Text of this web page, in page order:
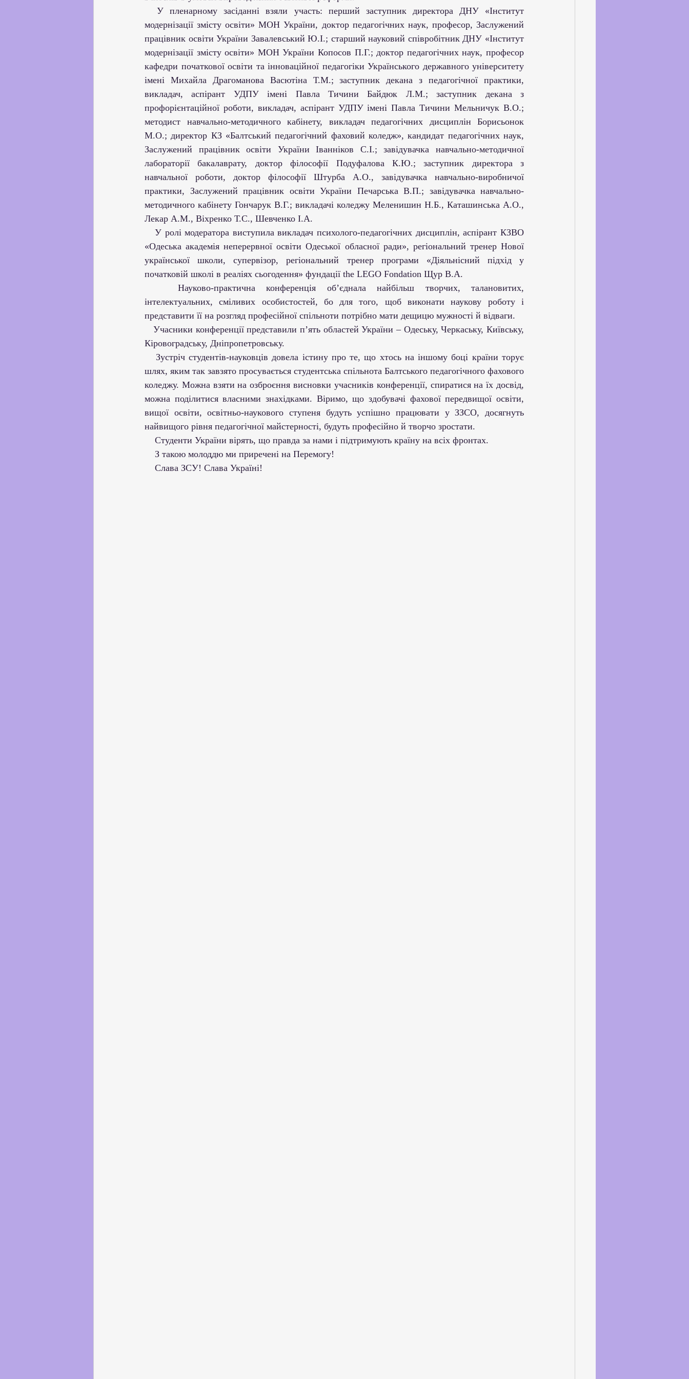
  У пленарному засіданні взяли участь: перший заступник директора ДНУ «Інститут
модернізації змісту освіти» МОН України, доктор педагогічних наук, професор, Заслужений
працівник освіти України Завалевський Ю.І.; старший науковий співробітник ДНУ «Інститут
модернізації змісту освіти» МОН України Копосов П.Г.; доктор педагогічних наук, професор
кафедри початкової освіти та інноваційної педагогіки Українського державного університету
імені Михайла Драгоманова Васютіна Т.М.; заступник декана з педагогічної практики,
викладач, аспірант УДПУ імені Павла Тичини Байдюк Л.М.; заступник декана з
профорієнтаційної роботи, викладач, аспірант УДПУ імені Павла Тичини Мельничук В.О.;
методист навчально-методичного кабінету, викладач педагогічних дисциплін Борисьонок
М.О.; директор КЗ «Балтський педагогічний фаховий коледж», кандидат педагогічних наук,
Заслужений працівник освіти України Іванніков С.І.; завідувачка навчально-методичної
лабораторії бакалаврату, доктор філософії Подуфалова К.Ю.; заступник директора з
навчальної роботи, доктор філософії Штурба А.О., завідувачка навчально-виробничої
практики, Заслужений працівник освіти України Печарська В.П.; завідувачка навчально-
методичного кабінету Гончарук В.Г.; викладачі коледжу Меленишин Н.Б., Каташинська А.О.,
Лекар А.М., Віхренко Т.С., Шевченко І.А.
«Одеська академія неперервної освіти Одеської обласної ради», регіональний тренер Нової
української школи, супервізор, регіональний тренер програми «Діяльнісний підхід у
початковій школі в реаліях сьогодення» фундації the LEGO Fondation Щур В.А.
інтелектуальних, сміливих особистостей, бо для того, щоб виконати наукову роботу і
представити її на розгляд професійної спільноти потрібно мати дещицю мужності й відваги.
Кіровоградську, Дніпропетровську.
шлях, яким так завзято просувається студентська спільнота Балтського педагогічного фахового
коледжу. Можна взяти на озброєння висновки учасників конференції, спиратися на їх досвід,
можна поділитися власними знахідками. Віримо, що здобувачі фахової передвищої освіти,
вищої освіти, освітньо-наукового ступеня будуть успішно працювати у ЗЗСО, досягнуть
найвищого рівня педагогічної майстерності, будуть професійно й творчо зростати.
    Студенти України вірять, що правда за нами і підтримують країну на всіх фронтах.
    З такою молоддю ми приречені на Перемогу!
    Слава ЗСУ! Слава Україні!